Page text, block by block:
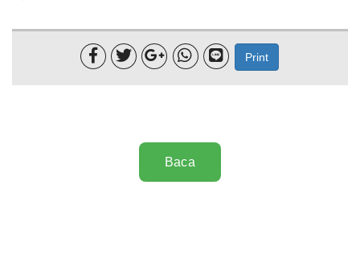
     Print
Baca